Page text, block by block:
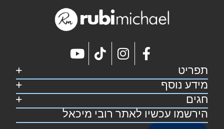
תפריט
דף הבית
קצת על רובי
מתכונים
צרו קשר
מידע נוסף
מפת אתר
הצהרת נגישות
תקנון אתר
חגים
סוכות
פסח
הירשמו עכשיו לאתר רובי מיכאל